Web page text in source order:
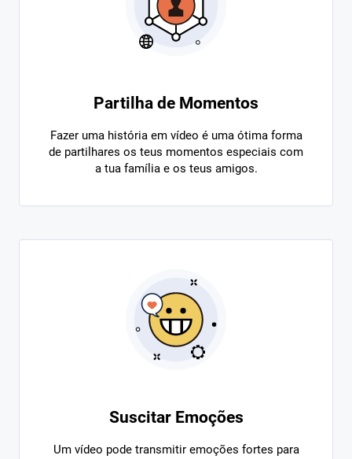
Partilha de Momentos
Fazer uma história em vídeo é uma ótima forma
de partilhares os teus momentos especiais com
a tua família e os teus amigos.
Suscitar Emoções
Um vídeo pode transmitir emoções fortes para